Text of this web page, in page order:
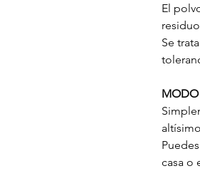
El
Se
MODO
casa o